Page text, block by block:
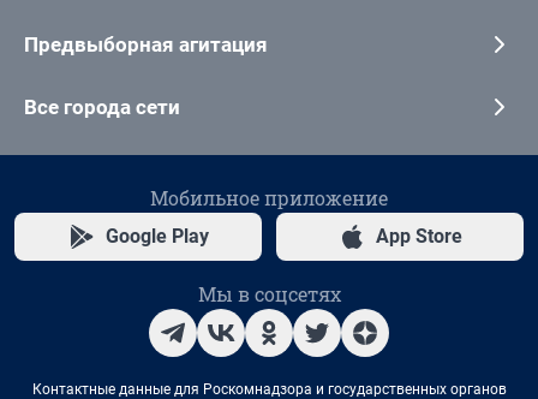
Предвыборная агитация
Все города сети
Мобильное приложение
Google Play App Store
Мы в соцсетях
Контактные данные для Роскомнадзора и государственных органов